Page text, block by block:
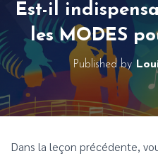
Est-il
les MODES
Published by
Dans la leçon précédente,